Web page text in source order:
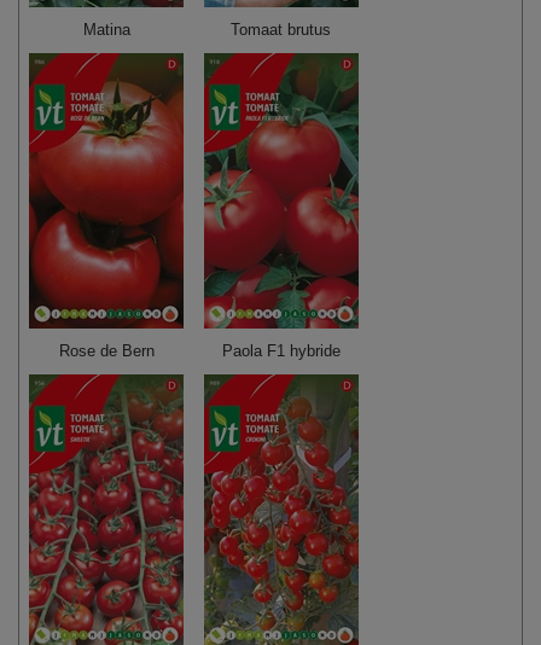
Matina Tomaat brutus
Rose de Bern Paola F1 hybride